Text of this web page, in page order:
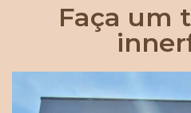
Faça um